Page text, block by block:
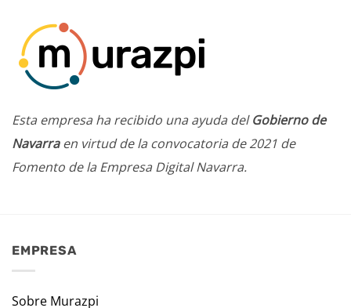
Esta empresa ha recibido una ayuda delGobierno de
Navarraen virtud de la convocatoria de 2021 de
Fomento de la Empresa Digital Navarra.
EMPRESA
Sobre Murazpi